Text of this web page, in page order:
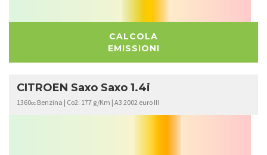
CALCOLA
EMISSIONI
CITROEN Saxo Saxo 1.4i
1360cc Benzina | Co2: 177 g/Km | A3 2002 euro III